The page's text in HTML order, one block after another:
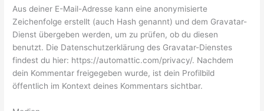
Aus deiner E-Mail-Adresse kann eine anonymisierte
Zeichenfolge erstellt (auch Hash genannt) und dem Gravatar-
Dienst übergeben werden, um zu prüfen, ob du diesen
benutzt. Die Datenschutzerklärung des Gravatar-Dienstes
findest du hier: https://automattic.com/privacy/. Nachdem
dein Kommentar freigegeben wurde, ist dein Profilbild
öffentlich im Kontext deines Kommentars sichtbar.